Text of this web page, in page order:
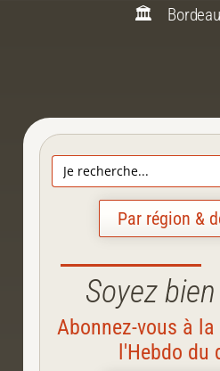
🏛️
Search
for:
Par région &
Soyez
Abonnez-vous à
l'Hebdo du